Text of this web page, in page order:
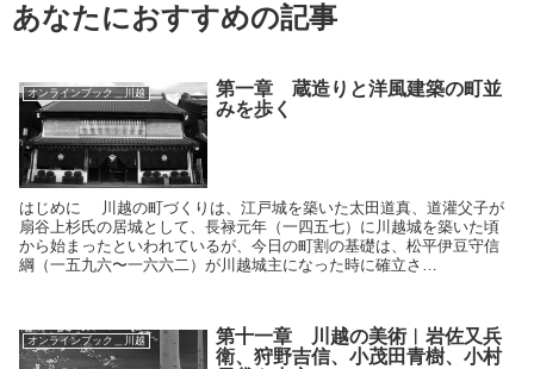
あなたにおすすめの記事
オンラインブック＿川越
第一章 蔵造りと洋風建築の町並
みを歩く
はじめに 川越の町づくりは、江戸城を築いた太田道真、道灌父子が
扇谷上杉氏の居城として、長禄元年（一四五七）に川越城を築いた頃
から始まったといわれているが、今日の町割の基礎は、松平伊豆守信
綱（一五九六〜一六六二）が川越城主になった時に確立さ…
オンラインブック＿川越
第十一章 川越の美術︱岩佐又兵
衛、狩野吉信、小茂田青樹、小村